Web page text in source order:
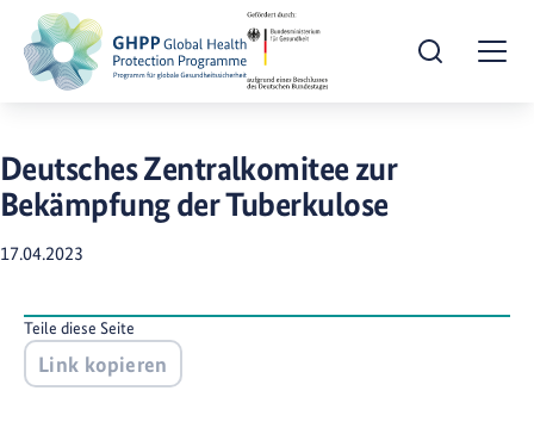
Suche öffnen
Deutsches Zentralkomitee zur
Bekämpfung der Tuberkulose
17.04.2023
Teile diese Seite
Link kopieren